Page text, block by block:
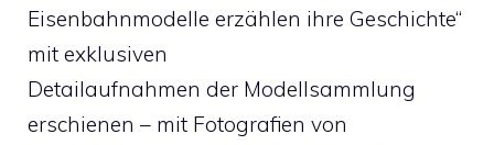
Eisenbahnmodelle erzählen ihre Geschichte“
mit exklusiven
Detailaufnahmen der Modellsammlung
erschienen – mit Fotografien von